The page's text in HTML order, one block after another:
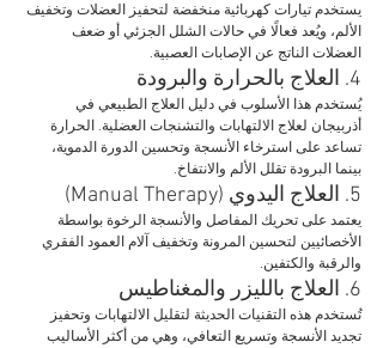
يستخدم تيارات كهربائية منخفضة لتحفيز العضلات وتخفيف
الألم، ويُعد فعالًا في حالات الشلل الجزئي أو ضعف
العضلات الناتج عن الإصابات العصبية.
4. العلاج بالحرارة والبرودة
يُستخدم هذا الأسلوب في دليل العلاج الطبيعي في
أذربيجان لعلاج الالتهابات والتشنجات العضلية. الحرارة
تساعد على استرخاء الأنسجة وتحسين الدورة الدموية،
بينما البرودة تقلل الألم والانتفاخ.
5. العلاج اليدوي (Manual Therapy)
يعتمد على تحريك المفاصل والأنسجة الرخوة بواسطة
الأخصائيين لتحسين المرونة وتخفيف آلام العمود الفقري
والرقبة والكتفين.
6. العلاج بالليزر والمغناطيس
تُستخدم هذه التقنيات الحديثة لتقليل الالتهابات وتحفيز
تجديد الأنسجة وتسريع التعافي، وهي من أكثر الأساليب